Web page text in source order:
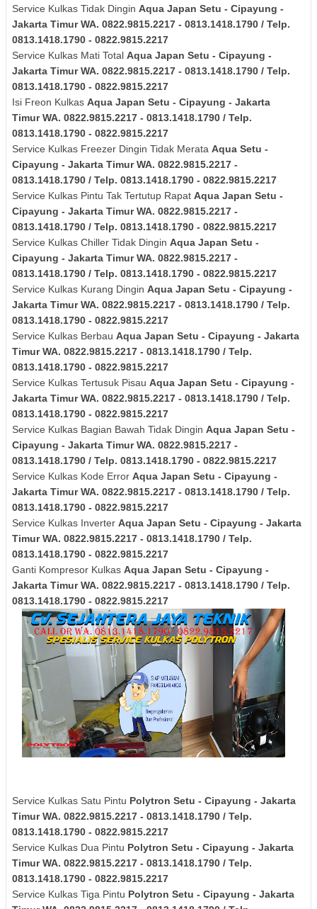
Service Kulkas Tidak Dingin Aqua Japan Setu - Cipayung -
Jakarta TimurWA. 0822.9815.2217 - 0813.1418.1790 / Telp.
0813.1418.1790 - 0822.9815.2217
Service Kulkas Mati Total Aqua Japan Setu - Cipayung -
Jakarta TimurWA. 0822.9815.2217 - 0813.1418.1790 / Telp.
0813.1418.1790 - 0822.9815.2217
Isi Freon Kulkas Aqua Japan Setu - Cipayung - Jakarta
TimurWA. 0822.9815.2217 - 0813.1418.1790 / Telp.
0813.1418.1790 - 0822.9815.2217
Service Kulkas Freezer Dingin Tidak Merata Aqua Setu -
Cipayung - Jakarta TimurWA. 0822.9815.2217 -
0813.1418.1790 / Telp. 0813.1418.1790 - 0822.9815.2217
Service Kulkas Pintu Tak Tertutup Rapat Aqua Japan Setu -
Cipayung - Jakarta TimurWA. 0822.9815.2217 -
0813.1418.1790 / Telp. 0813.1418.1790 - 0822.9815.2217
Service Kulkas Chiller Tidak Dingin Aqua Japan Setu -
Cipayung - Jakarta TimurWA. 0822.9815.2217 -
0813.1418.1790 / Telp. 0813.1418.1790 - 0822.9815.2217
Service Kulkas Kurang Dingin Aqua Japan Setu - Cipayung -
Jakarta TimurWA. 0822.9815.2217 - 0813.1418.1790 / Telp.
0813.1418.1790 - 0822.9815.2217
Service Kulkas Berbau Aqua Japan Setu - Cipayung - Jakarta
TimurWA. 0822.9815.2217 - 0813.1418.1790 / Telp.
0813.1418.1790 - 0822.9815.2217
Service Kulkas Tertusuk Pisau Aqua Japan Setu - Cipayung -
Jakarta TimurWA. 0822.9815.2217 - 0813.1418.1790 / Telp.
0813.1418.1790 - 0822.9815.2217
Service Kulkas Bagian Bawah Tidak Dingin Aqua Japan Setu -
Cipayung - Jakarta TimurWA. 0822.9815.2217 -
0813.1418.1790 / Telp. 0813.1418.1790 - 0822.9815.2217
Service Kulkas Kode Error Aqua Japan Setu - Cipayung -
Jakarta TimurWA. 0822.9815.2217 - 0813.1418.1790 / Telp.
0813.1418.1790 - 0822.9815.2217
Service Kulkas Inverter Aqua Japan Setu - Cipayung - Jakarta
TimurWA. 0822.9815.2217 - 0813.1418.1790 / Telp.
0813.1418.1790 - 0822.9815.2217
Ganti Kompresor Kulkas Aqua Japan Setu - Cipayung -
Jakarta TimurWA. 0822.9815.2217 - 0813.1418.1790 / Telp.
0813.1418.1790 - 0822.9815.2217
Service Kulkas Satu Pintu Polytron Setu - Cipayung - Jakarta
TimurWA. 0822.9815.2217 - 0813.1418.1790 / Telp.
0813.1418.1790 - 0822.9815.2217
Service Kulkas Dua Pintu Polytron Setu - Cipayung - Jakarta
TimurWA. 0822.9815.2217 - 0813.1418.1790 / Telp.
0813.1418.1790 - 0822.9815.2217
Service Kulkas Tiga Pintu Polytron Setu - Cipayung - Jakarta